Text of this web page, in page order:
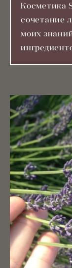
Косметика
сочетание
моих